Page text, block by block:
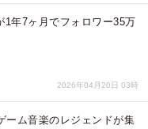
1年7ヶ月でフォロワー35万
2026年04月20日 03時
ーム音楽のレジェンドが集